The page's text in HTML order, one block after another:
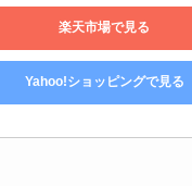
楽天市場で見る
Yahoo!ショッピングで見る